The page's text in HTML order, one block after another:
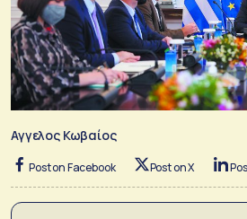
Αγγελος Κωβαίος
Post on Facebook Post on X